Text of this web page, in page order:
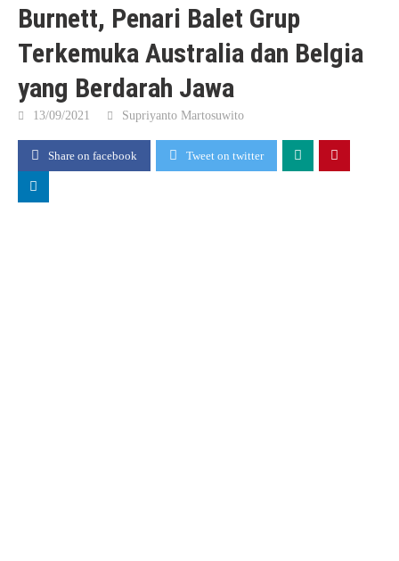
Burnett, Penari Balet Grup
Terkemuka Australia dan Belgia
yang Berdarah Jawa
13/09/2021 Supriyanto Martosuwito
Share on facebook Tweet on twitter